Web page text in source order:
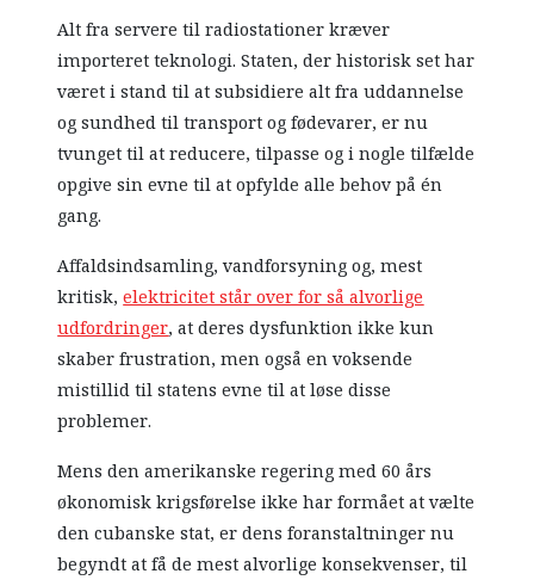
Alt fra servere til radiostationer kræver
importeret teknologi. Staten, der historisk set har
været i stand til at subsidiere alt fra uddannelse
og sundhed til transport og fødevarer, er nu
tvunget til at reducere, tilpasse og i nogle tilfælde
opgive sin evne til at opfylde alle behov på én
gang.
Affaldsindsamling, vandforsyning og, mest
kritisk,elektricitet står over for så alvorlige
udfordringer, at deres dysfunktion ikke kun
skaber frustration, men også en voksende
mistillid til statens evne til at løse disse
problemer.
Mens den amerikanske regering med 60 års
økonomisk krigsførelse ikke har formået at vælte
den cubanske stat, er dens foranstaltninger nu
begyndt at få de mest alvorlige konsekvenser, til